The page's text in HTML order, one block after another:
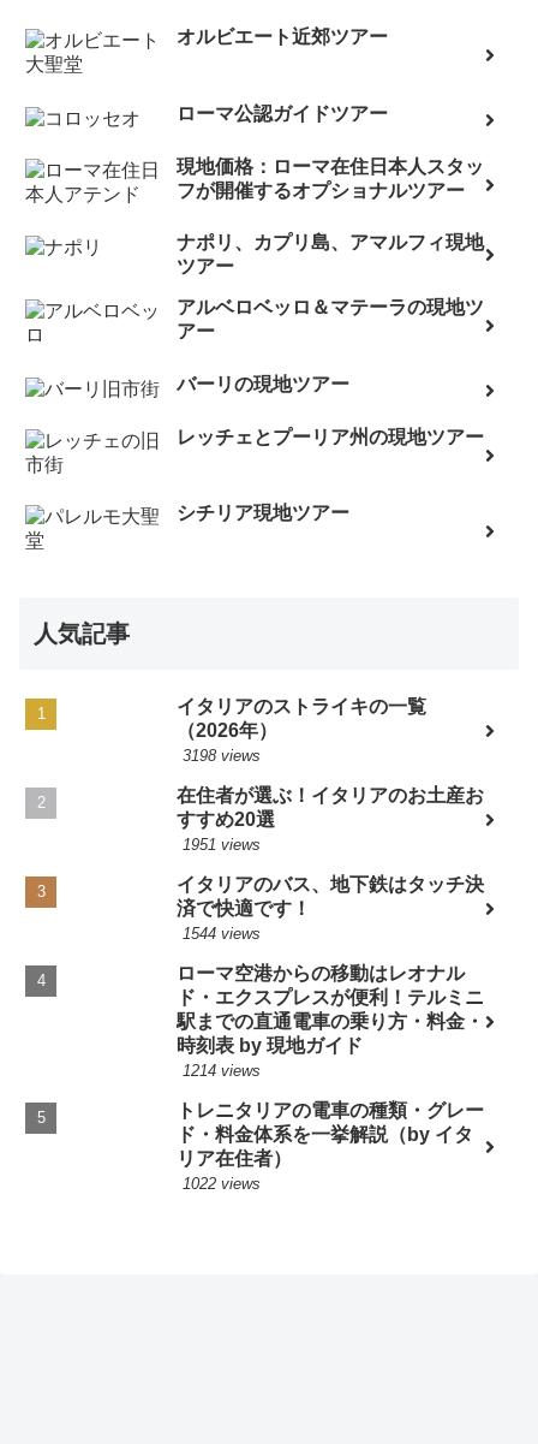
オルビエート近郊ツアー
ローマ公認ガイドツアー
現地価格：ローマ在住日本人スタッ
フが開催するオプショナルツアー
ナポリ、カプリ島、アマルフィ現地
ツアー
アルベロベッロ＆マテーラの現地ツ
アー
バーリの現地ツアー
レッチェとプーリア州の現地ツアー
シチリア現地ツアー
人気記事
イタリアのストライキの一覧
（2026年）
3198 views
在住者が選ぶ！イタリアのお土産お
すすめ20選
1951 views
イタリアのバス、地下鉄はタッチ決
済で快適です！
1544 views
ローマ空港からの移動はレオナル
ド・エクスプレスが便利！テルミニ
駅までの直通電車の乗り方・料金・
時刻表 by 現地ガイド
1214 views
トレニタリアの電車の種類・グレー
ド・料金体系を一挙解説（by イタ
リア在住者）
1022 views